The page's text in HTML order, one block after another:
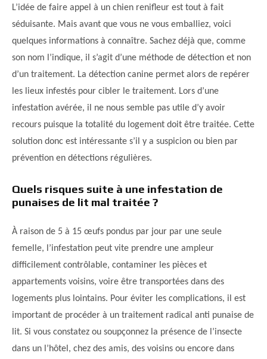
L’idée de faire appel à un chien renifleur est tout à fait
séduisante. Mais avant que vous ne vous emballiez, voici
quelques informations à connaître. Sachez déjà que, comme
son nom l’indique, il s’agit d’une méthode de détection et non
d’un traitement. La détection canine permet alors de repérer
les lieux infestés pour cibler le traitement. Lors d’une
infestation avérée, il ne nous semble pas utile d’y avoir
recours puisque la totalité du logement doit être traitée. Cette
solution donc est intéressante s’il y a suspicion ou bien par
prévention en détections régulières.
Quels risques suite à une infestation de
punaises de lit mal traitée ?
À raison de 5 à 15 œufs pondus par jour par une seule
femelle, l’infestation peut vite prendre une ampleur
difficilement contrôlable, contaminer les pièces et
appartements voisins, voire être transportées dans des
logements plus lointains. Pour éviter les complications, il est
important de procéder à un traitement radical anti punaise de
lit. Si vous constatez ou soupçonnez la présence de l’insecte
dans un l’hôtel, chez des amis, des voisins ou encore dans